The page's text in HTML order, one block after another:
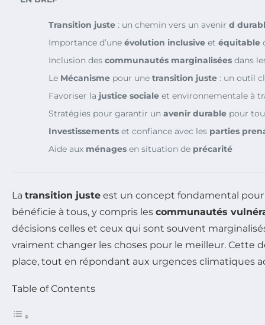
Transition juste : un chemin vers un avenir d
Importance d’une évolution inclusive et équitable
Inclusion des communautés marginalisées dans
Le Mécanisme pour une transition juste : un outil
Favoriser la justice sociale et environnementale à
Stratégies pour garantir un avenir durable pour
Investissements et confiance avec les parties
Aide aux ménages en situation de précarité
La transition juste est un concept fondamental
bénéficie à tous, y compris les communautés
décisions celles et ceux qui sont souvent
vraiment changer les choses pour le meilleur. Cette
place, tout en répondant aux urgences climatiques
Table of Contents